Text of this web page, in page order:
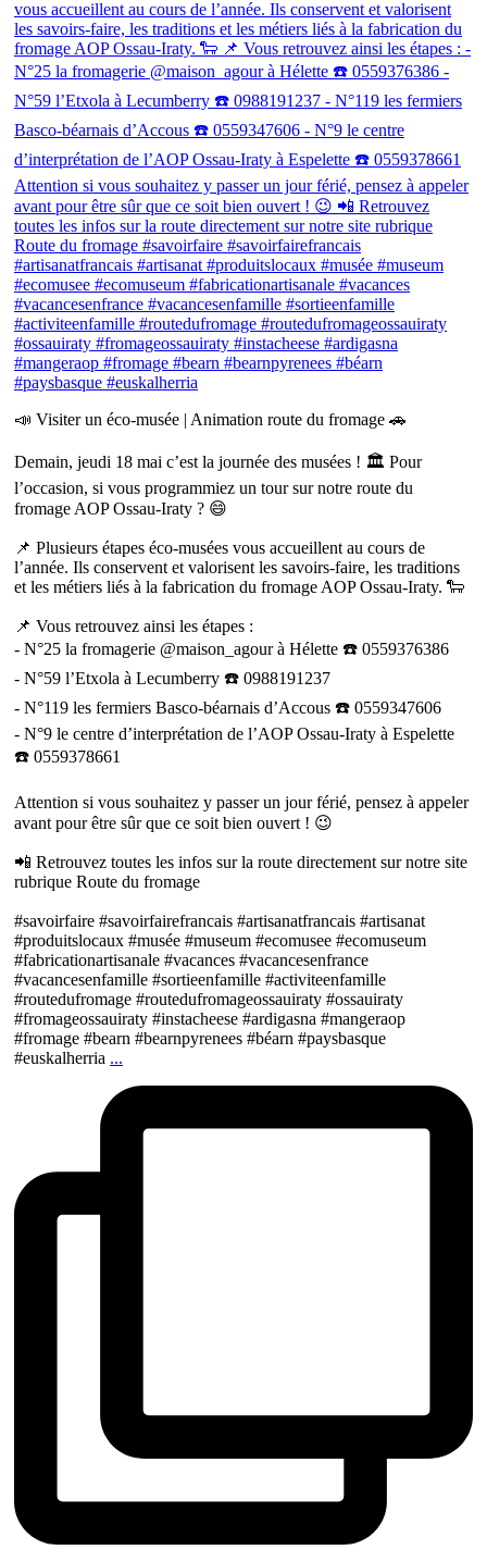
📣 Visiter un éco-musée | Animation route du fromage 🚗
Demain, jeudi 18 mai c’est la journée des musées ! 🏛 Pour
l’occasion, si vous programmiez un tour sur notre route du
fromage AOP Ossau-Iraty ? 😄
📌 Plusieurs étapes éco-musées vous accueillent au cours de
l’année. Ils conservent et valorisent les savoirs-faire, les traditions
et les métiers liés à la fabrication du fromage AOP Ossau-Iraty. 🐑
📌 Vous retrouvez ainsi les étapes :
- N°25 la fromagerie @maison_agour à Hélette ☎️ 0559376386
- N°59 l’Etxola à Lecumberry ☎️ 0988191237
- N°119 les fermiers Basco-béarnais d’Accous ☎️ 0559347606
- N°9 le centre d’interprétation de l’AOP Ossau-Iraty à Espelette
☎️ 0559378661
Attention si vous souhaitez y passer un jour férié, pensez à appeler
avant pour être sûr que ce soit bien ouvert ! 😉
📲 Retrouvez toutes les infos sur la route directement sur notre site
rubrique Route du fromage
#savoirfaire #savoirfairefrancais #artisanatfrancais #artisanat
#produitslocaux #musée #museum #ecomusee #ecomuseum
#fabricationartisanale #vacances #vacancesenfrance
#vacancesenfamille #sortieenfamille #activiteenfamille
#routedufromage #routedufromageossauiraty #ossauiraty
#fromageossauiraty #instacheese #ardigasna #mangeraop
#fromage #bearn #bearnpyrenees #béarn #paysbasque
#euskalherria ...